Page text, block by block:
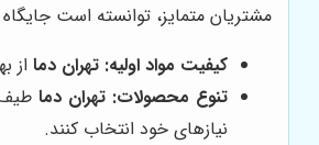
مشتریان متمایز، توانسته است
کیفیت مواد اولیه: تهران دمااز
تنوع محصولات: تهران دما
نیازهای خود انتخاب کنند.